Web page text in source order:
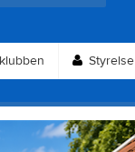
Styrelse